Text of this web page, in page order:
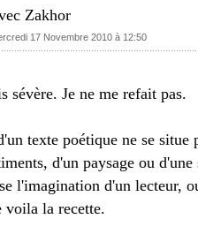
Zakhor
17 Novembre 2010 à 12:50
sévère. Je ne me refait pas.
texte poétique ne se situe
d'un paysage ou
l'imagination d'un lecteur,
la recette.